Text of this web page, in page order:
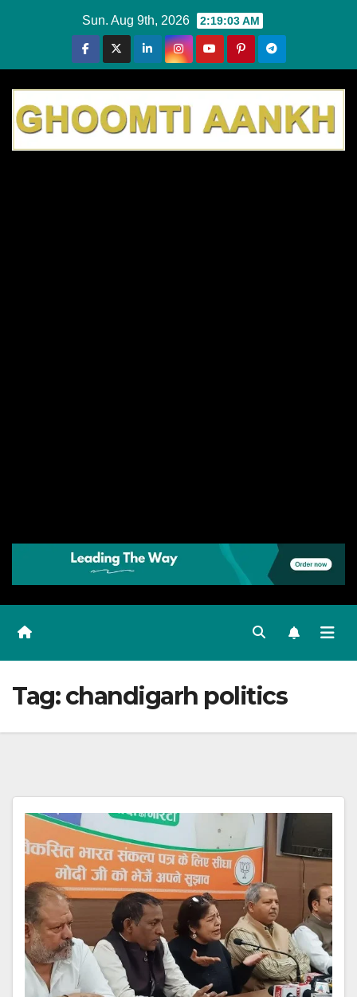
Sun. Aug 9th, 2026 2:19:04 AM
Tag:chandigarh politics